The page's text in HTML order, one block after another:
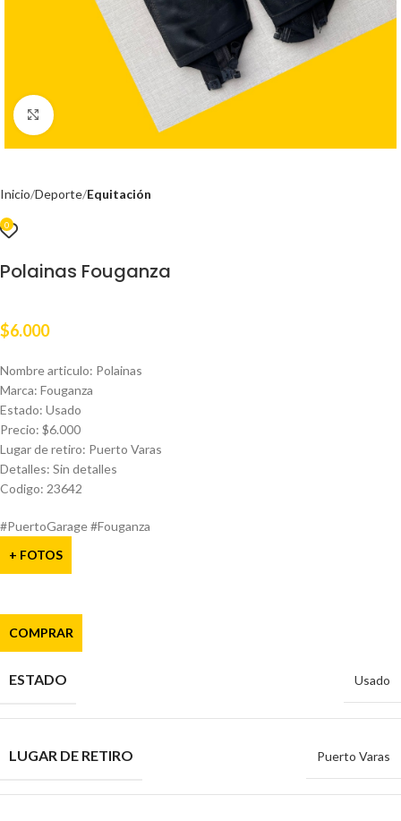
Clic para ampliar
Inicio Deporte Equitación
0
Polainas Fouganza
$6.000
Nombre articulo: Polainas
Marca: Fouganza
Estado: Usado
Precio: $6.000
Lugar de retiro: Puerto Varas
Detalles: Sin detalles
Codigo: 23642
#PuertoGarage #Fouganza
+ FOTOS
COMPRAR
ESTADO Usado
LUGAR DE RETIRO Puerto Varas